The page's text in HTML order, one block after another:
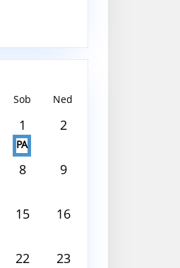
Sob Ned
1
PA
2
8 9
15 16
22 23